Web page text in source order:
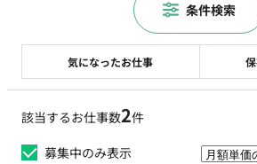
該当するお仕事数2件
募集中のみ表示
気になったお仕事
条件検索